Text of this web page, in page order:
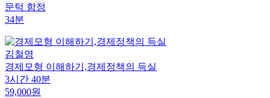
문턱 함정
34분
김철영
경제모형 이해하기,경제정책의 득실
3시간 40분
59,000원